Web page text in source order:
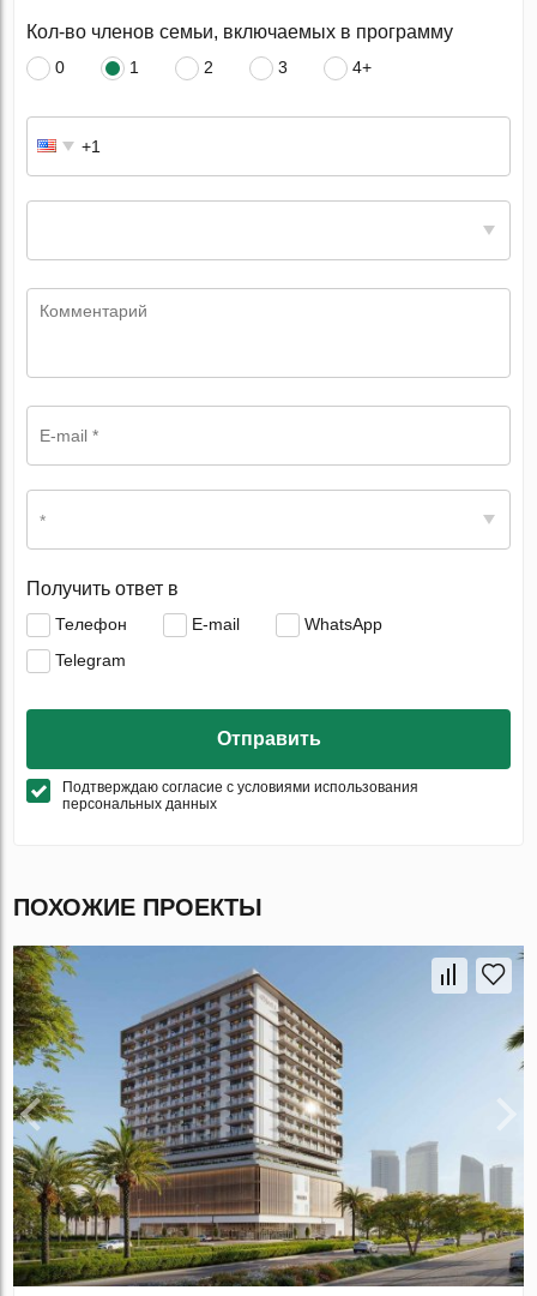
Кол-во членов семьи, включаемых в программу
0 1 2 3 4+
*
Получить ответ в
Телефон E-mail
WhatsApp
Telegram
Отправить
Подтверждаю согласие с условиями использования
персональных данных
ПОХОЖИЕ ПРОЕКТЫ